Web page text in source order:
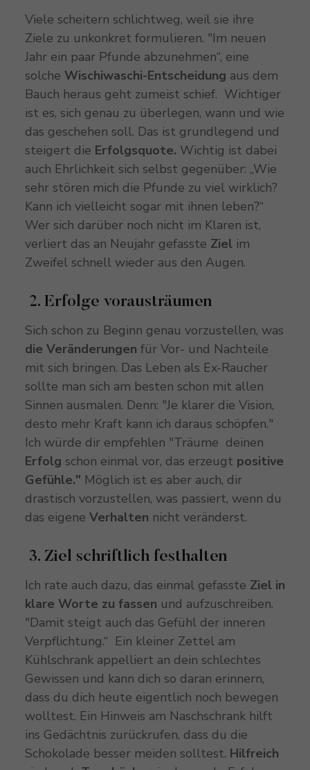
Viele scheitern schlichtweg, weil sie ihre
Ziele zu unkonkret formulieren. "Im neuen
Jahr ein paar Pfunde abzunehmen“, eine
solche Wischiwaschi-Entscheidung aus dem
Bauch heraus geht zumeist schief. Wichtiger
ist es, sich genau zu überlegen, wann und wie
das geschehen soll. Das ist grundlegend und
steigert die Erfolgsquote. Wichtig ist dabei
auch Ehrlichkeit sich selbst gegenüber: „Wie
sehr stören mich die Pfunde zu viel wirklich?
Kann ich vielleicht sogar mit ihnen leben?“
Wer sich darüber noch nicht im Klaren ist,
verliert das an Neujahr gefasste Zielim
Zweifel schnell wieder aus den Augen.
2. Erfolge vorausträumen
Sich schon zu Beginn genau vorzustellen, was
die Veränderungen für Vor- und Nachteile
mit sich bringen. Das Leben als Ex-Raucher
sollte man sich am besten schon mit allen
Sinnen ausmalen. Denn: "Je klarer die Vision,
desto mehr Kraft kann ich daraus schöpfen."
Ich würde dir empfehlen "Träume deinen
Erfolg schon einmal vor, das erzeugt positive
Gefühle." Möglich ist es aber auch, dir
drastisch vorzustellen, was passiert, wenn du
das eigene Verhalten nicht veränderst.
3. Ziel schriftlich festhalten
Ich rate auch dazu, das einmal gefasste Ziel in
klare Worte zu fassen und aufzuschreiben.
"Damit steigt auch das Gefühl der inneren
Verpflichtung.“ Ein kleiner Zettel am
Kühlschrank appelliert an dein schlechtes
Gewissen und kann dich so daran erinnern,
dass du dich heute eigentlich noch bewegen
wolltest. Ein Hinweis am Naschschrank hilft
ins Gedächtnis zurückrufen, dass du die
Schokolade besser meiden solltest. Hilfreich